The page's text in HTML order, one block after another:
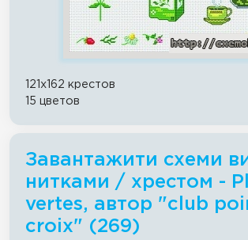
121x162 крестов
15 цветов
Завантажити схеми
нитками / хрестом -
vertes, автор "club
croix" (269)